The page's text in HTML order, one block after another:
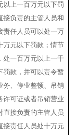
以上一百万元以下罚
接负责的主管人员和
责任人员可以处一万
万元以下罚款；情节
处一百万元以上一千
罚款，并可以责令暂
务、停业整顿、吊销
许可证或者吊销营业
直接负责的主管人员
接责任人员处十万元